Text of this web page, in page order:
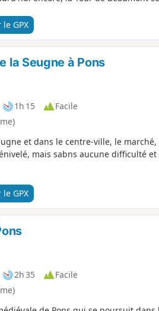
GPX
la Seugne à Pons
1h 15
Facile
et dans le centre-ville, le
mais sabns aucune difficulté
GPX
2h 35
Facile